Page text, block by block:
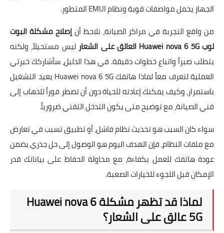
الجهاز يحمل مواصفات قوية ونظام EMUI المتطور.
من واقع التجربة في مراكز الصيانة، نلاحظ أنإصلاح مشكلة البوت
لوب Huawei nova 6 5G العالق على الشعار
ليس مستحيلاً، ولكنه
يتطلب صبراً واتباع خطوات دقيقة. في هذا الدليل، سأشاركك خبرتي
العملية لنعرف معاً لماذا هاتفك Huawei nova 6 5G يعيد التشغيل
باستمرار، وكيف يمكنك إعادته للحياة دون أن تضطر فوراً للذهاب إلى
فني الصيانة، مع توضيح متى يكون التدخل التقني ضرورياً.
سواء كان السبب هو تحديث نظام فاشل، أو تطبيق تسبب في تعارض
مع ملفات النظام، فإن الهدف اليوم هو الوصول إلى حل جذري يضمن
عودة هاتفك للعمل بكفاءة، مع محاولة الحفاظ على بياناتك قدر
الإمكان قبل اللجوء للخيارات الصعبة.
لماذا قد تظهر مشكلة Huawei nova 6
5G عالق على الشعار؟